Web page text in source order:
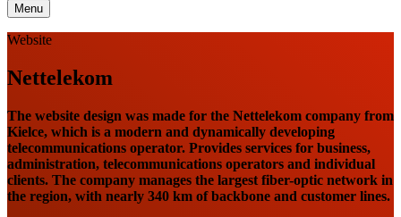
Menu
Website
Nettelekom
The website design was made for the Nettelekom company from
Kielce, which is a modern and dynamically developing
telecommunications operator. Provides services for business,
administration, telecommunications operators and individual
clients. The company manages the largest fiber-optic network in
the region, with nearly 340 km of backbone and customer lines.